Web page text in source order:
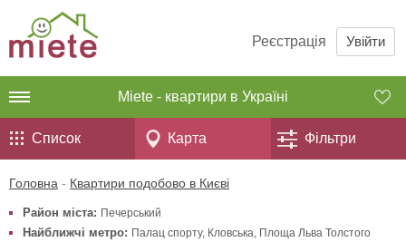
Реєстрація Увійти
Miete - квартири в Україні
Список Карта Фільтри
Головна - Квартири подобово в Києві
Район міста: Печерський
Найближчі метро: Палац спорту, Кловська, Площа Льва Толстого